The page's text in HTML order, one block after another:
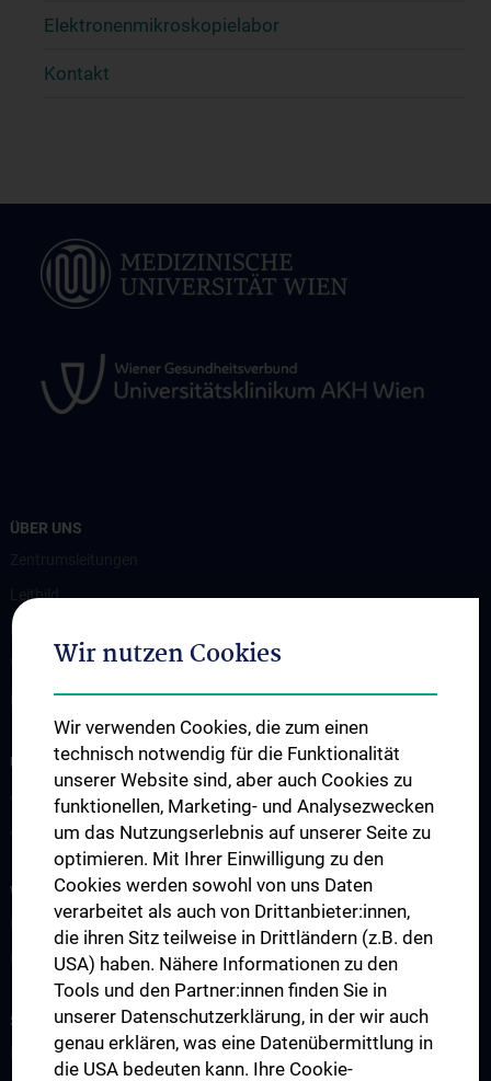
Elektronenmikroskopielabor
Kontakt
ÜBER UNS
Leitbild
Wie Sie uns finden
Events
UNSERE ABTEILUNGEN
Abteilung für Zell- und Entwicklungsbiologie
WISSENSCHAFT & FORSCHUNG
Forschung an der Abteilung für Anatomie
Forschung an der Abteilung für Zellbiologie
STUDIUM, AUS- UND WEITERBILDUNG
Lehre an der Abteilung für Anatomie
Wir nutzen Cookies
Wir verwenden Cookies, die zum einen
technisch notwendig für die Funktionalität
unserer Website sind, aber auch Cookies zu
funktionellen, Marketing- und Analysezwecken
um das Nutzungserlebnis auf unserer Seite zu
optimieren. Mit Ihrer Einwilligung zu den
Cookies werden sowohl von uns Daten
verarbeitet als auch von Drittanbieter:innen,
die ihren Sitz teilweise in Drittländern (z.B. den
USA) haben. Nähere Informationen zu den
Tools und den Partner:innen finden Sie in
unserer Datenschutzerklärung, in der wir auch
genau erklären, was eine Datenübermittlung in
die USA bedeuten kann. Ihre Cookie-